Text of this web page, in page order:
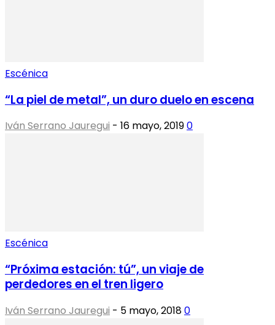
Escénica
“La piel de metal”, un duro duelo en escena
Iván Serrano Jauregui - 16 mayo, 20190
Escénica
“Próxima estación: tú”, un viaje de
perdedores en el tren ligero
Iván Serrano Jauregui - 5 mayo, 20180